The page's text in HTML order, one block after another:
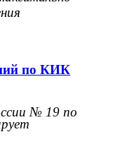
по КИК
№ 19 по